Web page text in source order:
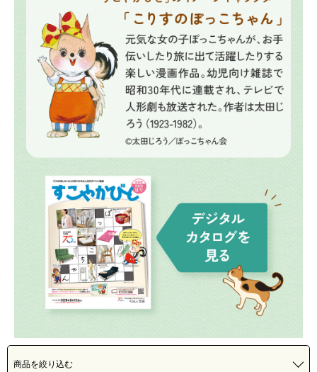
商品を絞り込む